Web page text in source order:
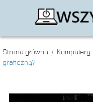
Strona główna / Komputery
graficzną?